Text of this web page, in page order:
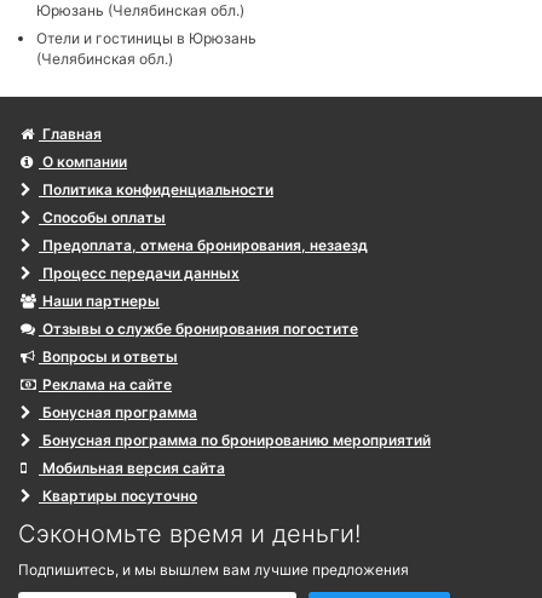
Юрюзань (Челябинская обл.)
Отели и гостиницы в Юрюзань
(Челябинская обл.)
Главная
О компании
Политика конфиденциальности
Способы оплаты
Предоплата, отмена бронирования, незаезд
Процесс передачи данных
Наши партнеры
Отзывы о службе бронирования погостите
Вопросы и ответы
Реклама на сайте
Бонусная программа
Бонусная программа по бронированию мероприятий
Мобильная версия сайта
Квартиры посуточно
Сэкономьте время и деньги!
Подпишитесь, и мы вышлем вам лучшие предложения